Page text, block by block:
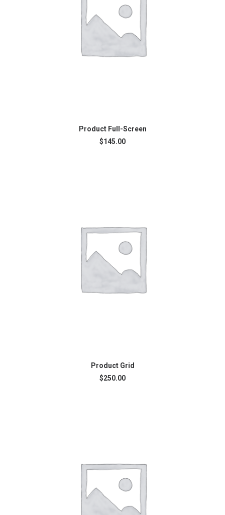
AJOUTER AU PANIER
Product Full-Screen
$145.00
AJOUTER AU PANIER
Product Grid
$250.00